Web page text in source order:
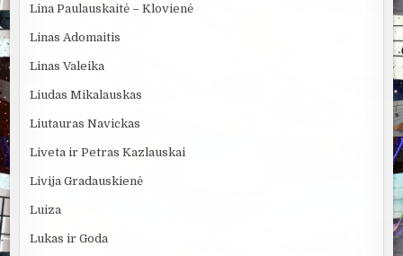
Lina Paulauskaitė – Klovienė
Linas Adomaitis
Linas Valeika
Liudas Mikalauskas
Liutauras Navickas
Liveta ir Petras Kazlauskai
Livija Gradauskienė
Luiza
Lukas ir Goda